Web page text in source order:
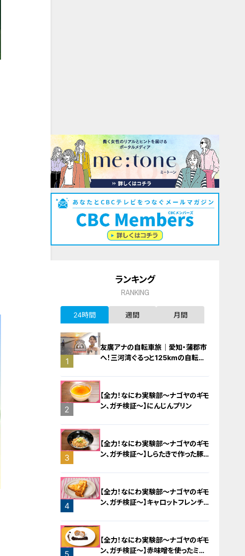
ランキング
RANKING
24時間 週間 月間
1
友廣アナの自転車旅｜愛知・蒲郡市
へ！三河湾ぐるっと125kmの自転車
2
【全力！なにわ実験部～ナゴヤのギモ
ン、ガチ検証～】にんじんプリン
3
【全力！なにわ実験部～ナゴヤのギモ
ン、ガチ検証～】しらたきで作った豚
4
【全力！なにわ実験部～ナゴヤのギモ
ン、ガチ検証～】キャロットフレンチ
5
【全力！なにわ実験部～ナゴヤのギモ
ン、ガチ検証～】赤味噌を使ったミル